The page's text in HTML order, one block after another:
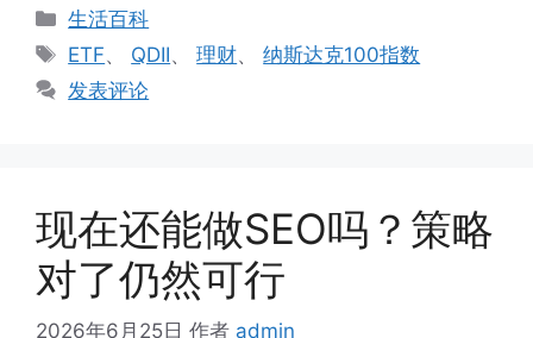
分
类
生活百科
标
签
ETF、 QDII、理财、纳斯达克100指数
发表评论
现在还能做SEO吗？策略
对了仍然可行
2026年6月25日 作者 admin